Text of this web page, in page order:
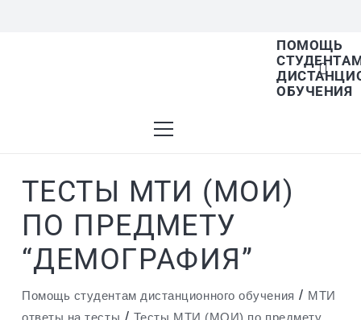
ПОМОЩЬ
ОБУЧЕНИЯ
списке найденных результатов используйте
вверх и вниз для выбора и Enter для
на нужную страницу. Если у вас
с тачскрином, используйте
ТЕСТЫ МТИ (МОИ)
ПО ПРЕДМЕТУ
“ДЕМОГРАФИЯ”
Помощь студентам дистанционного обучения / МТИ
/